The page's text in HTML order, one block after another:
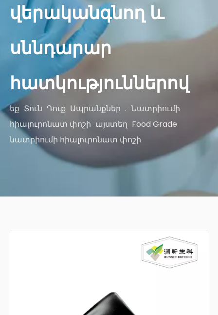
վերականգնող և
սննդարար
հատկություններով
եք Տուն Դուք Ապրանքներ . Նատրիումի
հիալուրոնատ փոշի այստեղ Food Grade
նատրիումի հիալուրոնատ փոշի